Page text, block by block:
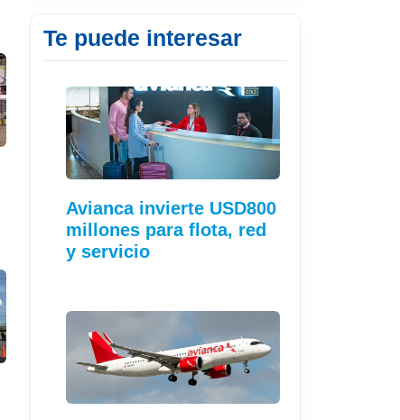
Te puede interesar
Avianca invierte USD800
millones para flota, red
y servicio